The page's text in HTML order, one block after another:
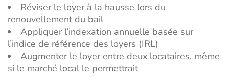
Réviser le loyer à la hausse lors du
renouvellement du bail
Appliquer l’indexation annuelle basée sur
l’indice de référence des loyers (IRL)
Augmenter le loyer entre deux locataires, même
si le marché local le permettrait